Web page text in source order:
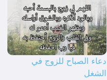
دعاء الصباح للزوج في
الشغل